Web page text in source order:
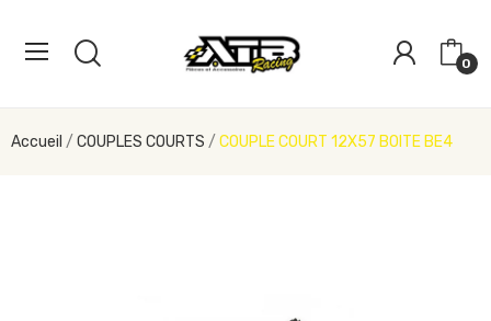
0
Accueil COUPLES COURTS COUPLE COURT 12X57 BOITE BE4